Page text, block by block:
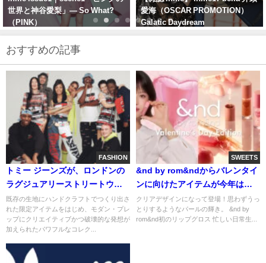
愛海（OSCAR PROMOTION）
Galatic Daydream
璃音（STARDUST
PROMOTION）When Rion Was
There
おすすめの記事
FASHION
トミー ジーンズが、ロンドンの
ラグジュアリーストリートウェ
アブランド「Aries」とのコラボ
レーションを発表
既存の生地にハンドクラフトでつくり出さ
れた限定アイテムをはじめ、モダン・プレ
ップにクリエイティブかつ破壊的な発想が
加えられたパワフルなコレク...
SWEETS
&nd by rom&ndからバレンタイ
ンに向けたアイテムが今年は甘
いフレーバー付きでローソンに
登場！
クリアデザインになって登場！思わずうっ
とりするようなパールの輝き。 &nd by
rom&nd初のリップグロス 忙しい日常生...